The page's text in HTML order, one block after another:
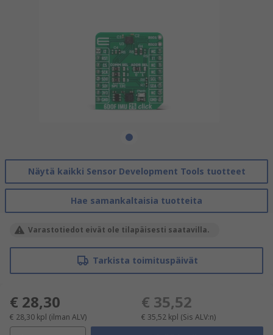
Näytä kaikki Sensor Development Tools tuotteet
Hae samankaltaisia tuotteita
Varastotiedot eivät ole tilapäisesti saatavilla.
Tarkista toimituspäivät
€ 28,30
€ 28,30 kpl (ilman ALV)
€ 35,52
€ 35,52 kpl (Sis ALV:n)